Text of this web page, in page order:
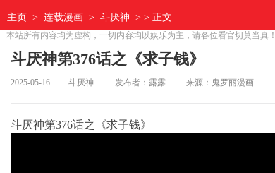
主页 > 连载漫画 > 斗厌神 > > 正文
本站所有内容均为虚构，一切内容均以娱乐为主，请各位看官切莫当真！
斗厌神第376话之《求子钱》
2025-05-16 斗厌神 发布者：露露 来源：鬼罗丽漫画
斗厌神第376话之《求子钱》